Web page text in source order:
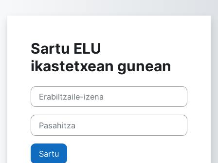
Sartu ELU
ikastetxean gunean
Erabiltzaile-izena
Pasahitza
Sartu